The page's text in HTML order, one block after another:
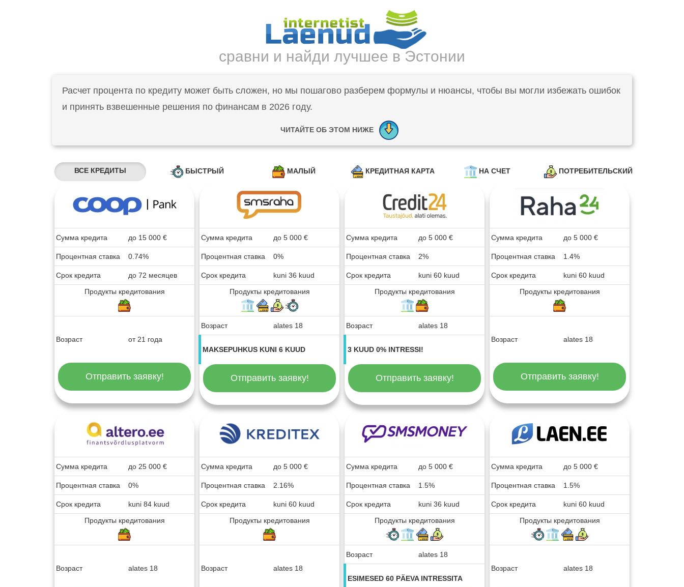
сравни и найди лучшее в Эстонии
Расчет процента по кредиту может быть сложен, но мы пошагово разберем формулы и нюансы, чтобы вы могли избежать ошибок
и принять взвешенные решения по финансам в 2026 году.
ЧИТАЙТЕ ОБ ЭТОМ НИЖЕ
ВСЕ КРЕДИТЫ БЫСТРЫЙ МАЛЫЙ КРЕДИТНАЯ КАРТА НА СЧЕТ ПОТРЕБИТЕЛЬСКИЙ
Сумма кредита до 15 000 €
Процентная ставка 0.74%
Срок кредита
до 72 месяцев
Продукты кредитования
Возраст от 21 года
Отправить заявку!
Сумма кредита до 5 000 €
Процентная ставка 0%
Срок кредита
kuni 36 kuud
Продукты кредитования
Возраст alates 18
MAKSEPUHKUS KUNI 6 KUUD
Отправить заявку!
Сумма кредита до 5 000 €
Процентная ставка 2%
Срок кредита
kuni 60 kuud
Продукты кредитования
Возраст alates 18
3 KUUD 0% INTRESSI!
Отправить заявку!
Сумма кредита до 5 000 €
Процентная ставка 1.4%
Срок кредита
kuni 60 kuud
Продукты кредитования
Возраст alates 18
Отправить заявку!
Сумма кредита до 25 000 €
Процентная ставка 0%
Срок кредита
kuni 84 kuud
Продукты кредитования
Возраст alates 18
Сумма кредита до 5 000 €
Процентная ставка 2.16%
Срок кредита
kuni 60 kuud
Продукты кредитования
Возраст alates 18
Сумма кредита до 5 000 €
Процентная ставка 1.5%
Срок кредита
kuni 36 kuud
Продукты кредитования
Возраст alates 18
ESIMESED 60 PÄEVA INTRESSITA
Сумма кредита до 5 000 €
Процентная ставка 1.5%
Срок кредита
kuni 60 kuud
Продукты кредитования
Возраст alates 18